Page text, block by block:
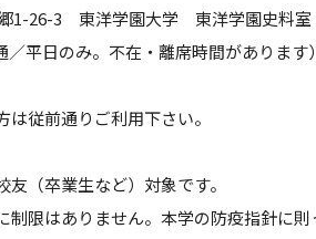
1-26-3 東洋学園大学 東洋学園史料室
平日のみ。不在・離席時間があります）
従前通りご利用下さい。
（卒業生など）対象です。
限はありません。本学の防疫指針に則